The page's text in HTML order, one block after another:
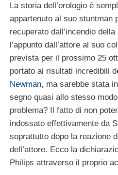
La storia dell’orologio è
appartenuto al suo stuntman
recuperato dall’incendio
l’appunto dall’attore al suo
prevista per il prossimo 25
portato ai risultati incredibili
Newman, ma sarebbe stata
segno quasi allo stesso
problema? Il fatto di non
indossato effettivamente da
soprattutto dopo la reazione
dell’attore. Ecco la
Philips attraverso il proprio